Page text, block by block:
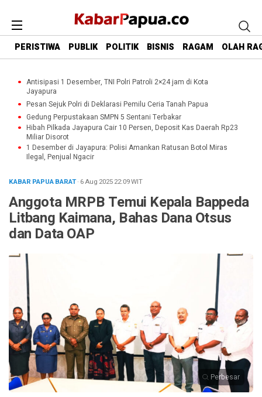
PERISTIWA PUBLIK POLITIK BISNIS RAGAM OLAH
Antisipasi 1 Desember, TNI Polri Patroli 2×24 jam di Kota
Jayapura
Pesan Sejuk Polri di Deklarasi Pemilu Ceria Tanah Papua
Gedung Perpustakaan SMPN 5 Sentani Terbakar
Hibah Pilkada Jayapura Cair 10 Persen, Deposit Kas Daerah Rp23
Miliar Disorot
1 Desember di Jayapura: Polisi Amankan Ratusan Botol Miras
Ilegal, Penjual Ngacir
KABAR PAPUA BARAT· 6 Aug 202522:09WIT
Anggota MRPB Temui Kepala Bappeda
Litbang Kaimana, Bahas Dana Otsus
dan Data OAP
Perbesar